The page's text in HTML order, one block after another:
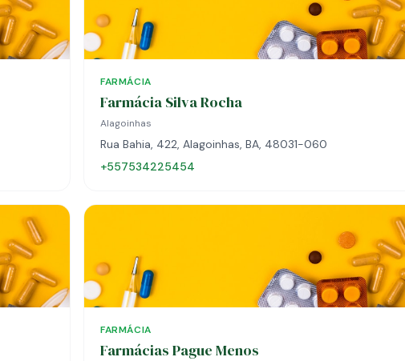
FARMÁCIA
Farmácia Silva Rocha
Alagoinhas
Rua Bahia, 422, Alagoinhas, BA, 48031-060
+557534225454
FARMÁCIA
Farmácias Pague Menos